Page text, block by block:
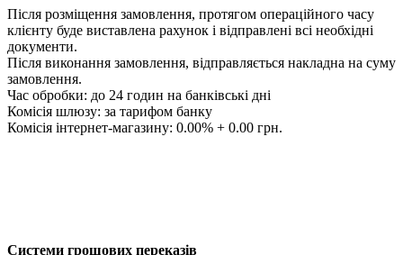
Після розміщення замовлення, протягом операційного часу
клієнту буде виставлена ​​рахунок і відправлені всі необхідні
документи.
Після виконання замовлення, відправляється накладна на суму
замовлення.
Час обробки: до 24 годин на банківські дні
Комісія шлюзу: за тарифом банку
Комісія інтернет-магазину: 0.00% + 0.00 грн.
Системи грошових переказів